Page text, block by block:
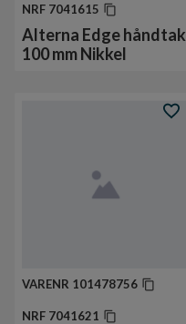
NRF 7041615
Alterna Edge håndtak
100 mm Nikkel
VARENR 101478756
NRF 7041621